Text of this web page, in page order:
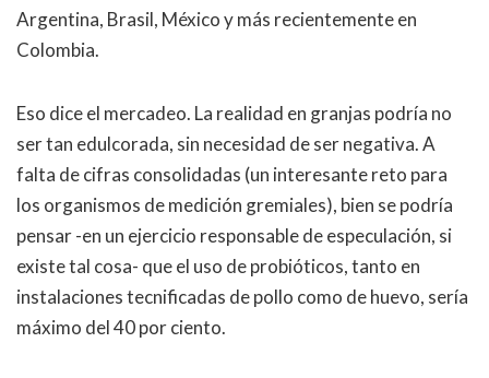
Argentina, Brasil, México y más recientemente en
Colombia.
Eso dice el mercadeo. La realidad en granjas podría no
ser tan edulcorada, sin necesidad de ser negativa. A
falta de cifras consolidadas (un interesante reto para
los organismos de medición gremiales), bien se podría
pensar -en un ejercicio responsable de especulación, si
existe tal cosa- que el uso de probióticos, tanto en
instalaciones tecnificadas de pollo como de huevo, sería
máximo del 40 por ciento.